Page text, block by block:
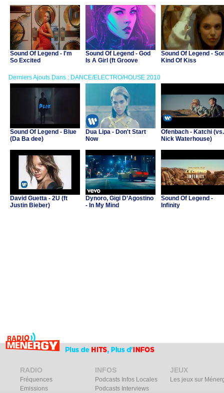
Love)
Sound Of Legend - I'm
So Excited
Sound Of Legend - God
Is A Girl (ft Groove
Housekat)
Sound Of Legend -
Kind Of Kiss
Derniers Ajouts Dans : DANCE/ELECTRO/HOUSE 2010
Sound Of Legend - Blue
(Da Ba dee)
Dua Lipa - Don't Start
Now
Ofenbach - Katchi (vs.
Nick Waterhouse)
David Guetta - 2U (ft
Justin Bieber)
Dynoro, Gigi D’Agostino
- In My Mind
Sound Of Legend -
Infinity
RADIO
Fréquences
Emissions
INFOS
Podcasts Infos Locales
Podcasts Interviews
JEUX
Les jeux sur